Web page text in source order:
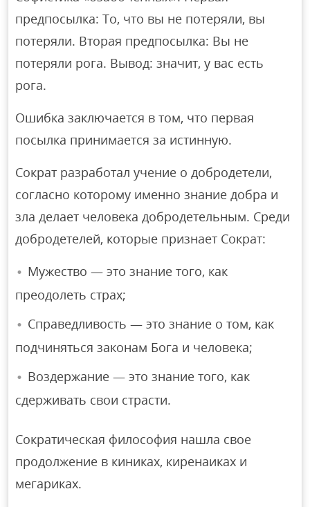
предпосылка: То, что вы не потеряли, вы
потеряли. Вторая предпосылка: Вы не
потеряли рога. Вывод: значит, у вас есть
рога.
Ошибка заключается в том, что первая
посылка принимается за истинную.
Сократ разработал учение о добродетели,
согласно которому именно знание добра и
зла делает человека добродетельным. Среди
добродетелей, которые признает Сократ:
Мужество — это знание того, как
преодолеть страх;
Справедливость — это знание о том, как
подчиняться законам Бога и человека;
Воздержание — это знание того, как
сдерживать свои страсти.
Сократическая философия нашла свое
продолжение в киниках, киренаиках и
мегариках.